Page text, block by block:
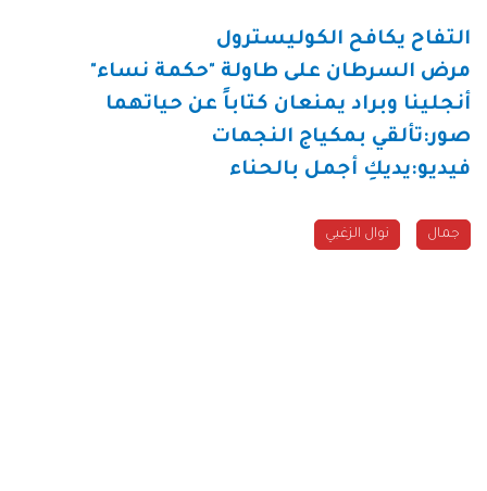
التفاح يكافح الكوليسترول
مرض السرطان على طاولة "حكمة نساء"
أنجلينا وبراد يمنعان كتاباً عن حياتهما
صور:تألقي بمكياج النجمات
فيديو:يديكِ أجمل بالحناء
جمال نوال الزغبي